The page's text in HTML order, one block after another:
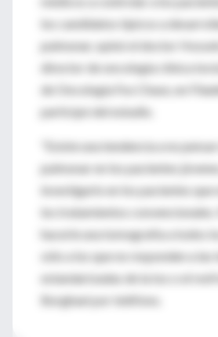
los candidatos típicos a
pulmonar, opinó el doctor
director de oncología clínica
de Oncología Fox Chase, en
participó del estudio.
"Existe una tendencia a no
pulmonar en los pacientes
investigarlo en los pacientes que
los tratamientos
hacerle una tomografía a todos
sólo a los que no responden a las
estandarizadas de la tos o el
Borghaei por teléfono.